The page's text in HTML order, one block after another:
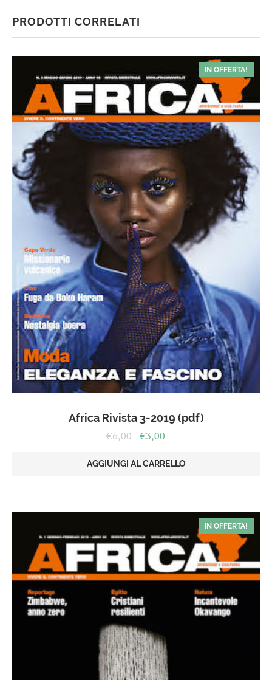
PRODOTTI CORRELATI
IN OFFERTA!
Africa Rivista 3-2019 (pdf)
€6,00 Il
originale
€3,00
attuale
AGGIUNGI AL CARRELLO
IN OFFERTA!